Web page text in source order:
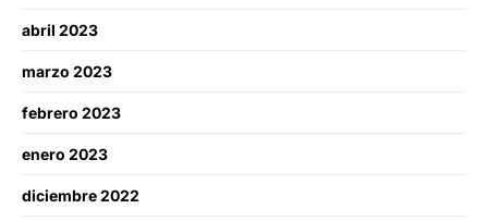
abril 2023
marzo 2023
febrero 2023
enero 2023
diciembre 2022